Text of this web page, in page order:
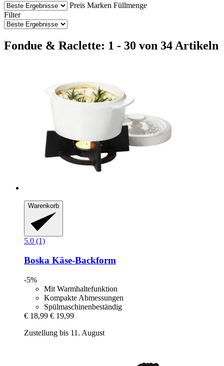
Preis Marken Füllmenge
Filter
Fondue & Raclette: 1 - 30 von 34 Artikeln
Warenkorb
5.0 (1)
Boska Käse-​Backform
-5%
Mit Warmhaltefunktion
Kompakte Abmessungen
Spülmaschinenbeständig
€ 18,99 € 19,99
Zustellung bis 11. August